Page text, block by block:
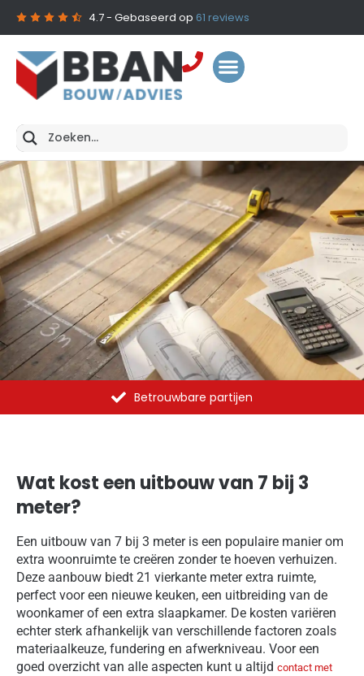
4.7- Gebaseerd op 61 reviews
Al meer dan 1375 opdrachten uitgevoerd
Wat kost een uitbouw van 7 bij 3
meter?
Een uitbouw van 7 bij 3 meter is een populaire manier om
extra woonruimte te creëren zonder te hoeven verhuizen.
Deze aanbouw biedt 21 vierkante meter extra ruimte,
perfect voor een nieuwe keuken, een uitbreiding van de
woonkamer of een extra slaapkamer. De kosten variëren
echter sterk afhankelijk van verschillende factoren zoals
materiaalkeuze, fundering en afwerkniveau. Voor een
goed overzicht van alle aspecten kunt u altijd contact met